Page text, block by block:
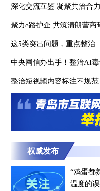
这5类突出问题，重点整治
整治短视频内容标注不规范
权威发布
“鸡蛋都
温度的